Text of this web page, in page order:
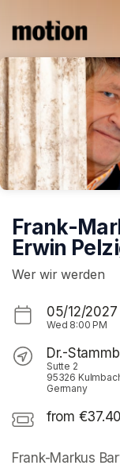
Frank-
Erwin
Wer wir werden
05/12/2027
Wed 8:00 PM
Dr.-
Sutte 2
95326
Germany
from €37.40
Frank-Markus